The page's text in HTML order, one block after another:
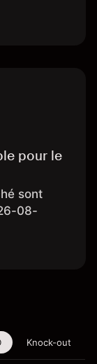
pour le
sont
08-
Knock-out